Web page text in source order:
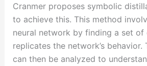
Cranmer proposes symbolic
to achieve this. This method
neural network by finding a set of
replicates the network’s behavior.
can then be analyzed to